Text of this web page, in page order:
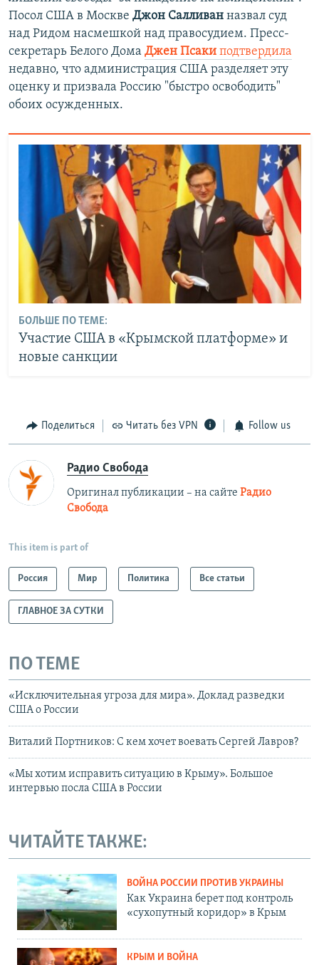
Посол США в Москве Джон Салливан назвал суд
над Ридом насмешкой над правосудием. Пресс-
секретарь Белого Дома Джен Псаки подтвердила
недавно, что администрация США разделяет эту
оценку и призвала Россию "быстро освободить"
обоих осужденных.
БОЛЬШЕ ПО ТЕМЕ:
Участие США в «Крымской платформе» и
новые санкции
Поделиться Читать без VPN Follow us
Радио Свобода
Оригинал публикации – на сайте Радио
Свобода
This item is part of
Россия Мир Политика Все статьи
ГЛАВНОЕ ЗА СУТКИ
ПО ТЕМЕ
«Исключительная угроза для мира». Доклад разведки
США о России
Виталий Портников: С кем хочет воевать Сергей Лавров?
«Мы хотим исправить ситуацию в Крыму». Большое
интервью посла США в России
ЧИТАЙТЕ ТАКЖЕ:
ВОЙНА РОССИИ ПРОТИВ УКРАИНЫ
Как Украина берет под контроль
«сухопутный коридор» в Крым
КРЫМ И ВОЙНА